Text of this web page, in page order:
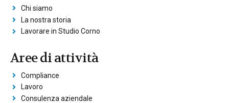
Chi siamo
La nostra storia
Lavorare in Studio Corno
Aree di attività
Compliance
Lavoro
Consulenza aziendale